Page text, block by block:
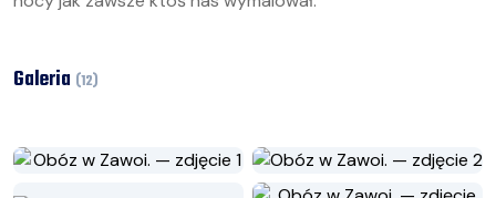
Galeria (12)